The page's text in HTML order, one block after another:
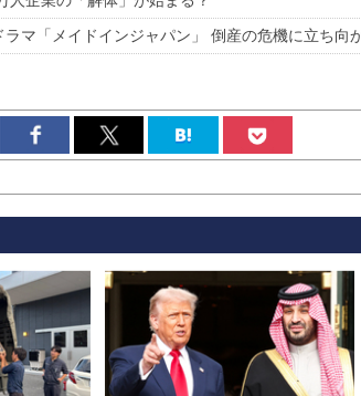
ラマ「メイドインジャパン」 倒産の危機に立ち向